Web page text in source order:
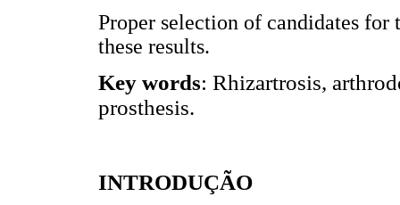
Proper selection of candidates
these results.
Key words: Rhizartrosis,
prosthesis.
INTRODUÇÃO